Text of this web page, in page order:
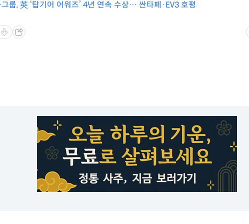
룹, 英 ‘탑기어 어워즈’ 4년 연속 수상… 싼타페·EV3 호평